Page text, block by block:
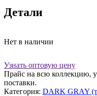
Детали
Нет в наличии
Узнать оптовую цену
Прайс на всю коллекцию,
поставки.
Категория: DARK GRAY